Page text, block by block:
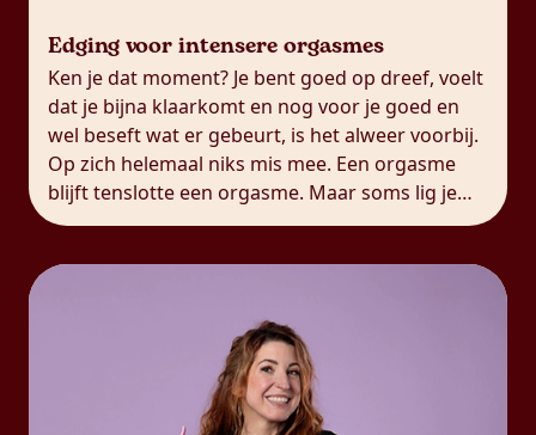
Edging voor intensere orgasmes
Ken je dat moment? Je bent goed op dreef, voelt
dat je bijna klaarkomt en nog voor je goed en
wel beseft wat er gebeurt, is het alweer voorbij.
Op zich helemaal niks mis mee. Een orgasme
blijft tenslotte een orgasme. Maar soms lig je
nadien toch met zo’n gevoel van: was dat alles?